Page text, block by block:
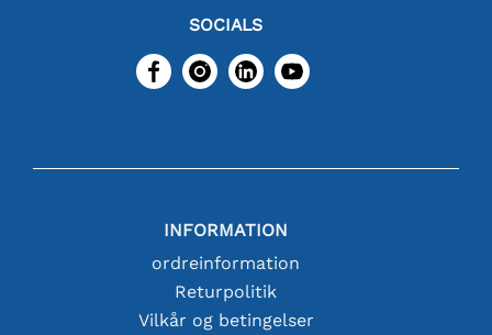
SOCIALS
INFORMATION
ordreinformation
Returpolitik
Vilkår og betingelser